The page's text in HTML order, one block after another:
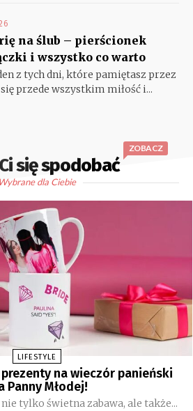
na ślub – pierścionek
i wszystko co warto
z tych dni, które pamiętasz przez
przede wszystkim miłość i...
się spodobać
ZOBACZ
Wybrane dla Ciebie
LIFESTYLE
na wieczór panieński
Panny Młodej!
tylko świetna zabawa, ale także...